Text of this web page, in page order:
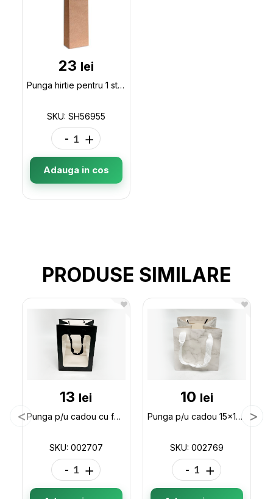
23 lei
Punga hirtie pentru 1 sticla 12*9*39, cu miner de bumbac negru SH56955
SKU: SH56955
- +
Adauga in cos
PRODUSE SIMILARE
13 lei
Punga p/u cadou cu fereastra 25*18*13 ML32-2 002707
SKU: 002707
- +
10 lei
Punga p/u cadou 15x15x15 (ML32-5) 002769
SKU: 002769
- +